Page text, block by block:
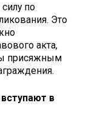
по
Это
акта,
присяжным
в